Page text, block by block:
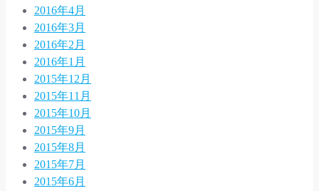
2016年4月
2016年3月
2016年2月
2016年1月
2015年12月
2015年11月
2015年10月
2015年9月
2015年8月
2015年7月
2015年6月